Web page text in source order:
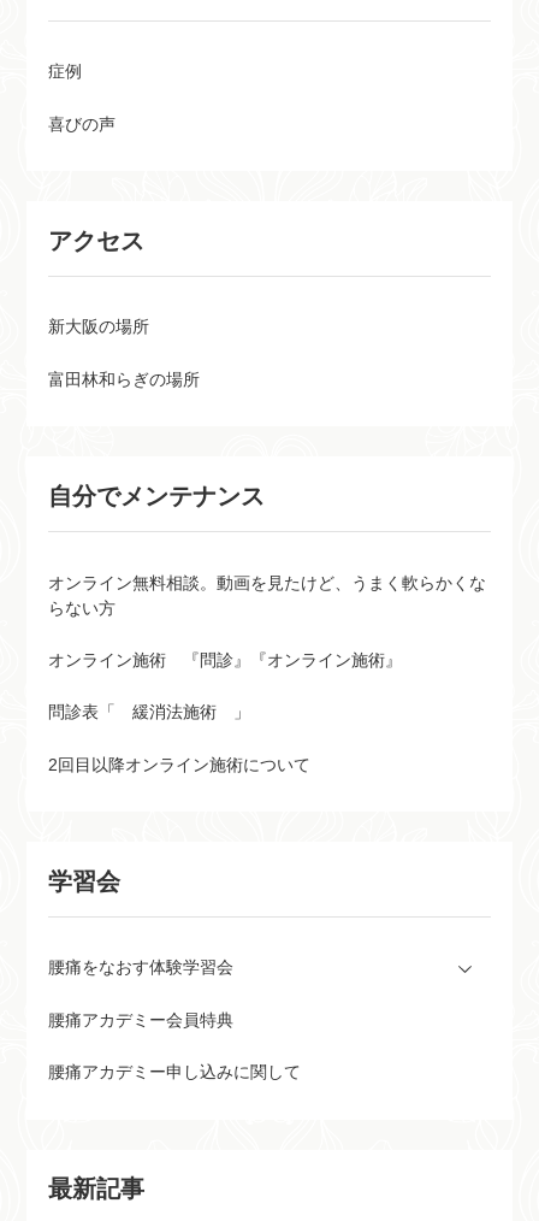
症例
喜びの声
アクセス
新大阪の場所
富田林和らぎの場所
自分でメンテナンス
オンライン無料相談。動画を見たけど、うまく軟らかくな
らない方
オンライン施術 『問診』『オンライン施術』
問診表「 緩消法施術 」
2回目以降オンライン施術について
学習会
腰痛をなおす体験学習会
腰痛アカデミー会員特典
腰痛アカデミー申し込みに関して
最新記事